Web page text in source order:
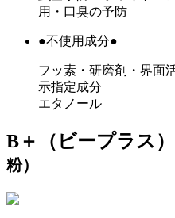
用・口臭の予防
●不使用成分●
フッ素・研磨剤・界面
示指定成分
エタノール
B＋（ビープラス）
粉）